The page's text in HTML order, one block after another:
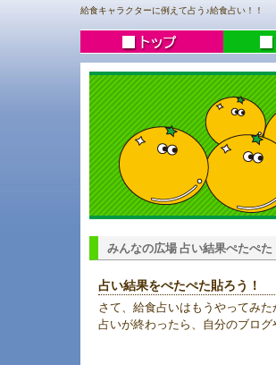
給食キャラクターに例えて占う♪給食占い！！
みんなの広場 占い結果ぺたぺた
占い結果をぺたぺた貼ろう！
さて、給食占いはもうやってみた
占いが終わったら、自分のブロ